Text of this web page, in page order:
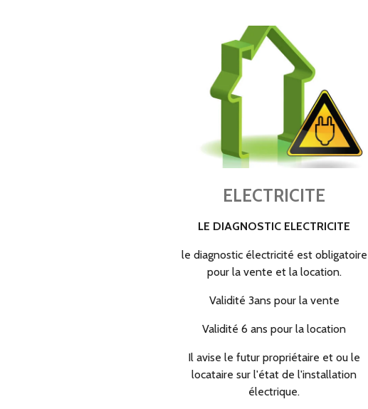
ELECTRICITE
LE DIAGNOSTIC ELECTRICITE
le diagnostic électricité est obligatoire
pour la vente et la location.
Validité 3ans pour la vente
Validité 6 ans pour la location
Il avise le futur propriétaire et ou le
locataire sur l'état de l'installation
électrique.